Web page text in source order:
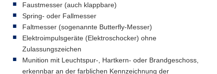
Faustmesser (auch klappbare)
Spring- oder Fallmesser
Faltmesser (sogenannte Butterfly-Messer)
Elektroimpulsgeräte (Elektroschocker) ohne
Zulassungszeichen
Munition mit Leuchtspur-, Hartkern- oder Brandgeschoss,
erkennbar an der farblichen Kennzeichnung der